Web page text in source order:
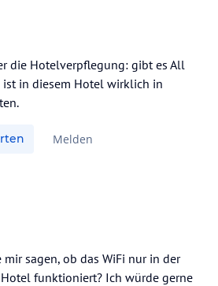
die Hotelverpflegung: gibt es All
in diesem Hotel wirklich in
Melden
mir sagen, ob das WiFi nur in der
funktioniert? Ich würde gerne